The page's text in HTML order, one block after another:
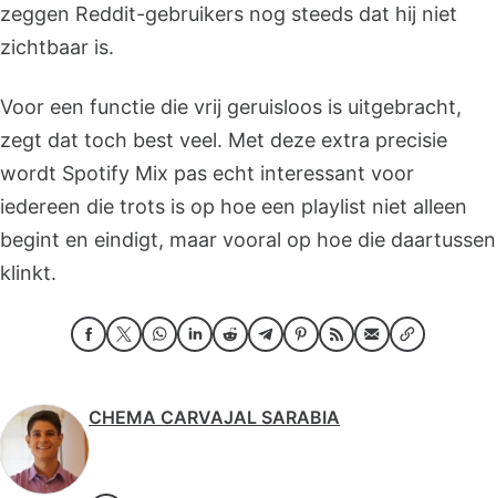
zeggen Reddit-gebruikers nog steeds dat hij niet
zichtbaar is.
Voor een functie die vrij geruisloos is uitgebracht,
zegt dat toch best veel. Met deze extra precisie
wordt Spotify Mix pas echt interessant voor
iedereen die trots is op hoe een playlist niet alleen
begint en eindigt, maar vooral op hoe die daartussen
klinkt.
CHEMA CARVAJAL SARABIA